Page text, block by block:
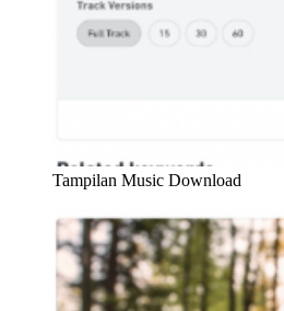
Tampilan Music Download